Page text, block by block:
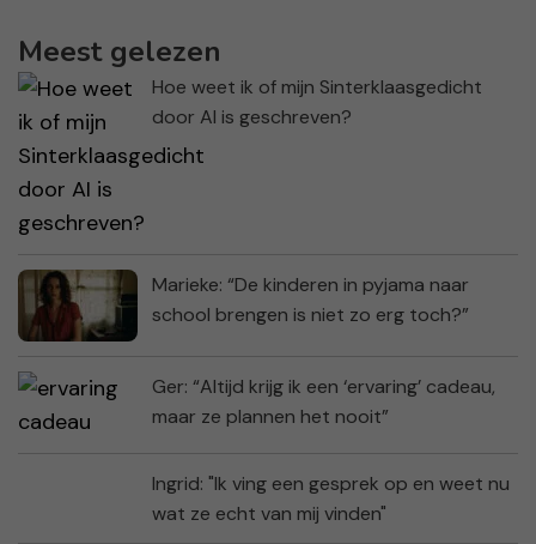
Meest gelezen
Hoe weet ik of mijn Sinterklaasgedicht
door AI is geschreven?
Marieke: “De kinderen in pyjama naar
school brengen is niet zo erg toch?”
Ger: “Altijd krijg ik een ‘ervaring’ cadeau,
maar ze plannen het nooit”
Ingrid: "Ik ving een gesprek op en weet nu
wat ze echt van mij vinden"